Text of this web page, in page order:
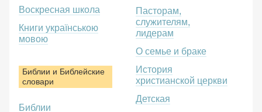
Воскресная школа
Книги українською
мовою
Библии и Библейские
словари
Библии
Пасторам,
служителям,
лидерам
О семье и браке
История
христианской церкви
Детская